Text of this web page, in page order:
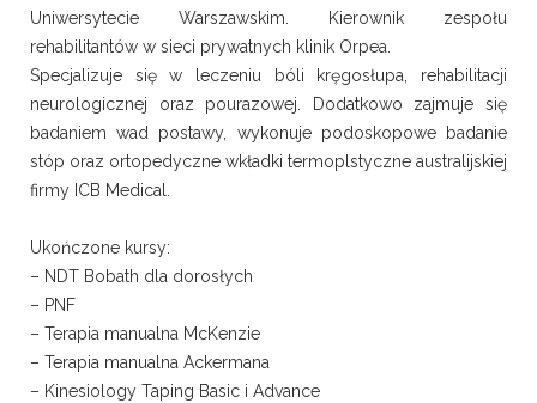
Uniwersytecie Warszawskim. Kierownik zespołu
rehabilitantów w sieci prywatnych klinik Orpea.
Specjalizuje się w leczeniu bóli kręgosłupa, rehabilitacji
neurologicznej oraz pourazowej. Dodatkowo zajmuje się
badaniem wad postawy, wykonuje podoskopowe badanie
stóp oraz ortopedyczne wkładki termoplstyczne australijskiej
firmy ICB Medical.
Ukończone kursy:
– NDT Bobath dla dorosłych
– PNF
– Terapia manualna McKenzie
– Terapia manualna Ackermana
– Kinesiology Taping Basic i Advance